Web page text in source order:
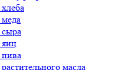
хлеба
меда
сыра
яиц
пива
растительного масла